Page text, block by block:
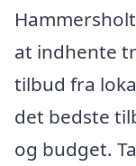
at indhente
tilbud fra
det bedste
og budget.